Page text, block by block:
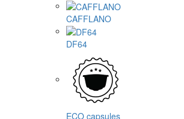
CAFFLANO
DF64
ECO capsules